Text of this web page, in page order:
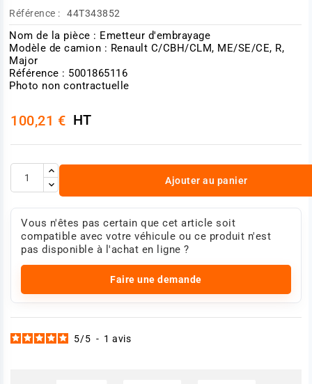
Référence : 44T343852
Nom de la pièce : Emetteur d'embrayage
Modèle de camion : Renault C/CBH/CLM, ME/SE/CE, R,
Major
Référence : 5001865116
Photo non contractuelle
100,21 € HT
Ajouter au panier
Vous n'êtes pas certain que cet article soit
compatible avec votre véhicule ou ce produit n'est
pas disponible à l'achat en ligne ?
Faire une demande
5/5 - 1 avis